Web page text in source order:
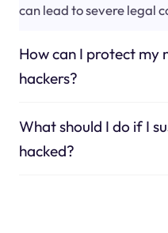
can lead to severe legal
How can I protect my
hackers?
What should I do if I
hacked?